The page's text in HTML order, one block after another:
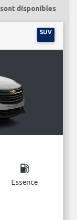
disponibles
SUV
local_gas_station
Essence